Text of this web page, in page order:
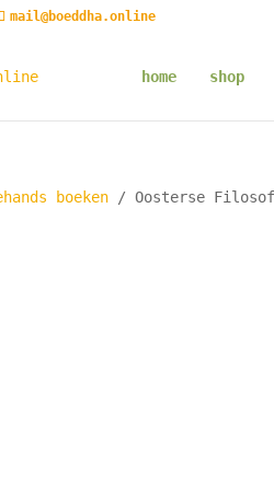
mail@boeddha.online
home shop
boeken / Oosterse